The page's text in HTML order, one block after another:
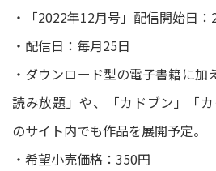
・「2022年12月号」配信開始日：
・配信日：毎月25日
・ダウンロード型の電子書籍に加
読み放題」や、「カドブン」「
のサイト内でも作品を展開予定。
・希望小売価格：350円